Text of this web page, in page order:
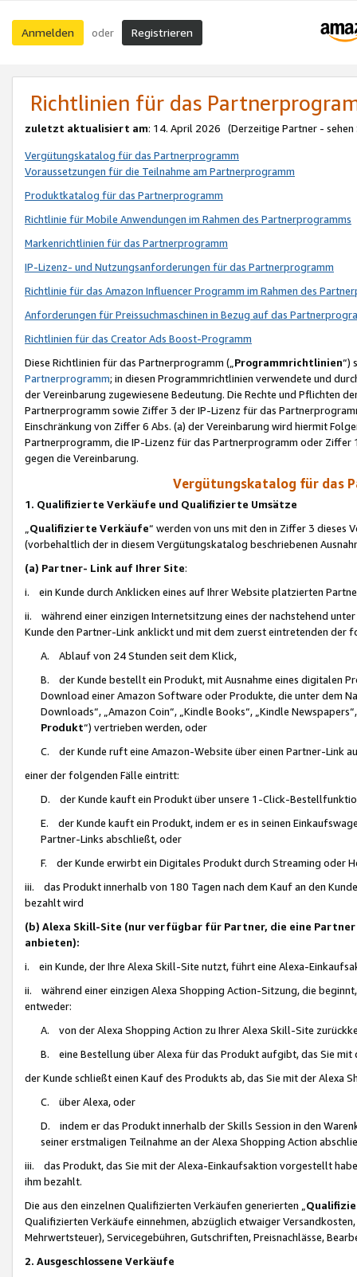
Anmelden oder Registrieren
Richtlinien für das
zuletzt aktualisiert am: 14. April 2026 (Derzeitige Partner - sehen
Vergütungskatalog für das Partnerprogramm
Voraussetzungen für die Teilnahme am Partnerprogramm
Produktkatalog für das Partnerprogramm
Richtlinie für Mobile Anwendungen im Rahmen des Partnerprogramms
Markenrichtlinien für das Partnerprogramm
IP-Lizenz- und Nutzungsanforderungen für das Partnerprogramm
Richtlinie für das Amazon Influencer Programm im Rahmen des
Anforderungen für Preissuchmaschinen in Bezug auf das
Richtlinien für das Creator Ads Boost-Programm
Diese Richtlinien für das Partnerprogramm („Programmrichtlinien“)
Partnerprogramm; in diesen Programmrichtlinien verwendete und
der Vereinbarung zugewiesene Bedeutung. Die Rechte und Pflichten
Partnerprogramm sowie Ziffer 3 der IP-Lizenz für das
Einschränkung von Ziffer 6 Abs. (a) der Vereinbarung wird hiermit
Partnerprogramm, die IP-Lizenz für das Partnerprogramm oder
gegen die Vereinbarung.
Vergütungskatalog für das
1. Qualifizierte Verkäufe und Qualifizierte Umsätze
Qualifizierte Verkäufe“ werden von uns mit den in Ziffer 3
(vorbehaltlich der in diesem Vergütungskatalog beschriebenen
(a) Partner- Link auf Ihrer Site:
i. ein Kunde durch Anklicken eines auf Ihrer Website platzierten
ii. während einer einzigen Internetsitzung eines der nachstehend
Kunde den Partner-Link anklickt und mit dem zuerst eintretenden der
A. Ablauf von 24 Stunden seit dem Klick,
B. der Kunde bestellt ein Produkt, mit Ausnahme eines digitalen
Download einer Amazon Software oder Produkte, die unter dem
Downloads“, „Amazon Coin“, „Kindle Books“, „Kindle
Produkt“) vertrieben werden, oder
C. der Kunde ruft eine Amazon-Website über einen Partner-Link
einer der folgenden Fälle eintritt:
D. der Kunde kauft ein Produkt über unsere 1-Click-
E. der Kunde kauft ein Produkt, indem er es in seinen
Partner-Links abschließt, oder
F. der Kunde erwirbt ein Digitales Produkt durch Streaming oder
iii. das Produkt innerhalb von 180 Tagen nach dem Kauf an den
bezahlt wird
(b) Alexa Skill-Site (nur verfügbar für Partner, die eine
anbieten):
i. ein Kunde, der Ihre Alexa Skill-Site nutzt, führt eine Alexa-
ii. während einer einzigen Alexa Shopping Action-Sitzung, die
entweder:
A. von der Alexa Shopping Action zu Ihrer Alexa Skill-Site
B. eine Bestellung über Alexa für das Produkt aufgibt, das Sie mit
der Kunde schließt einen Kauf des Produkts ab, das Sie mit der Alexa
C. über Alexa, oder
D. indem er das Produkt innerhalb der Skills Session in den
seiner erstmaligen Teilnahme an der Alexa Shopping Action
iii. das Produkt, das Sie mit der Alexa-Einkaufsaktion vorgestellt
ihm bezahlt.
Die aus den einzelnen Qualifizierten Verkäufen generierten „
Qualifizierten Verkäufe einnehmen, abzüglich etwaiger
Mehrwertsteuer), Servicegebühren, Gutschriften, Preisnachlässe,
2. Ausgeschlossene Verkäufe